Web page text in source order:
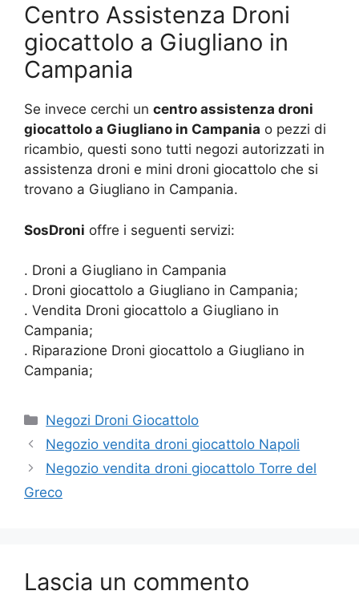
Centro Assistenza Droni
giocattolo a Giugliano in
Campania
Se invece cerchi un centro assistenza droni
giocattolo a Giugliano in Campania o pezzi di
ricambio, questi sono tutti negozi autorizzati in
assistenza droni e mini droni giocattolo che si
trovano a Giugliano in Campania.
SosDroni offre i seguenti servizi:
. Droni a Giugliano in Campania
. Droni giocattolo a Giugliano in Campania;
. Vendita Droni giocattolo a Giugliano in
Campania;
. Riparazione Droni giocattolo a Giugliano in
Campania;
Categorie
Negozi Droni Giocattolo
Negozio vendita droni giocattolo Napoli
Negozio vendita droni giocattolo Torre del
Greco
Lascia un commento